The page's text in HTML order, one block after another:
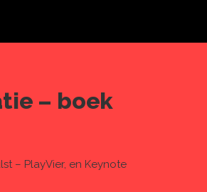
– boek
– PlayVier, en Keynote